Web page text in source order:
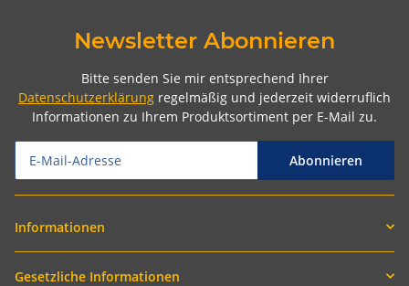
Newsletter Abonnieren
Bitte senden Sie mir entsprechend Ihrer
Datenschutzerklärung regelmäßig und jederzeit widerruflich
Informationen zu Ihrem Produktsortiment per E-Mail zu.
Abonnieren
Informationen
Gesetzliche Informationen